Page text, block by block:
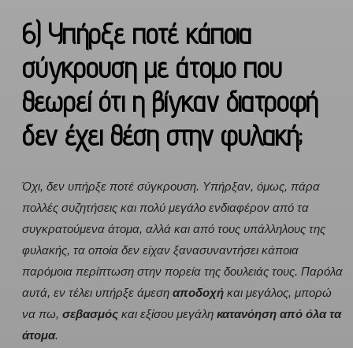
6) Υπήρξε ποτέ κάποια
σύγκρουση με άτομο που
θεωρεί ότι η βίγκαν διατροφή
δεν έχει θέση στην φυλακή;
Όχι, δεν υπήρξε ποτέ σύγκρουση. Υπήρξαν, όμως, πάρα
πολλές συζητήσεις και πολύ μεγάλο ενδιαφέρον από τα
συγκρατούμενα άτομα, αλλά και από τους υπάλληλους της
φυλακής, τα οποία δεν είχαν ξανασυναντήσει κάποια
παρόμοια περίπτωση στην πορεία της δουλειάς τους. Παρόλα
αυτά, εν τέλει υπήρξε άμεση αποδοχή και μεγάλος, μπορώ
να πω, σεβασμός και εξίσου μεγάλη κατανόηση από όλα τα
άτομα.